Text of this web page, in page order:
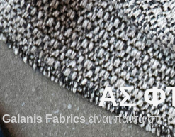
ΑΣ
Galanis Fabricsείναι πάντα στη